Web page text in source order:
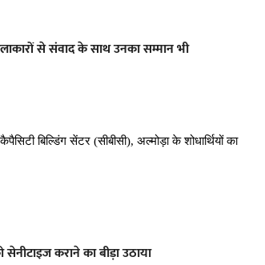
से संवाद के साथ उनका सम्मान भी
बिल्डिंग सेंटर (सीबीसी), अल्मोड़ा के शोधार्थियों का
कराने का बीड़ा उठाया